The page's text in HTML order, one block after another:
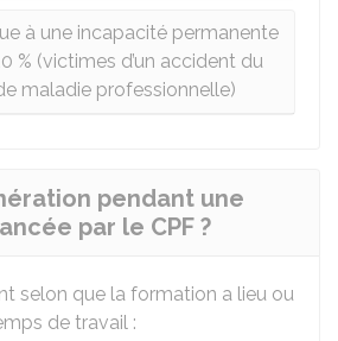
à une incapacité permanente
% (victimes d’un accident du
maladie professionnelle)
pendant une
par le CPF ?
selon que la formation a lieu ou
de travail :